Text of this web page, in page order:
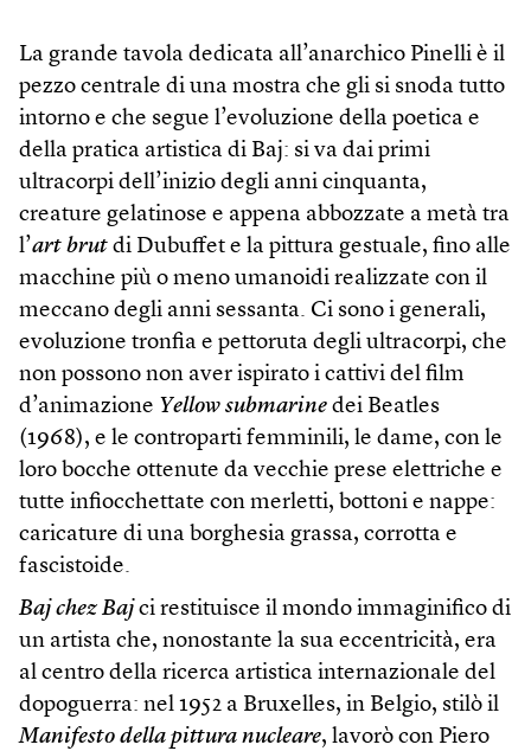
La grande tavola dedicata all’anarchico Pinelli è il
pezzo centrale di una mostra che gli si snoda tutto
intorno e che segue l’evoluzione della poetica e
della pratica artistica di Baj: si va dai primi
ultracorpi dell’inizio degli anni cinquanta,
creature gelatinose e appena abbozzate a metà tra
l’art brut di Dubuffet e la pittura gestuale, fino alle
macchine più o meno umanoidi realizzate con il
meccano degli anni sessanta. Ci sono i generali,
evoluzione tronfia e pettoruta degli ultracorpi, che
non possono non aver ispirato i cattivi del film
d’animazione Yellow submarine dei Beatles
(1968), e le controparti femminili, le dame, con le
loro bocche ottenute da vecchie prese elettriche e
tutte infiocchettate con merletti, bottoni e nappe:
caricature di una borghesia grassa, corrotta e
fascistoide.
Baj chez Baj ci restituisce il mondo immaginifico di
un artista che, nonostante la sua eccentricità, era
al centro della ricerca artistica internazionale del
dopoguerra: nel 1952 a Bruxelles, in Belgio, stilò il
Manifesto della pittura nucleare, lavorò con Piero